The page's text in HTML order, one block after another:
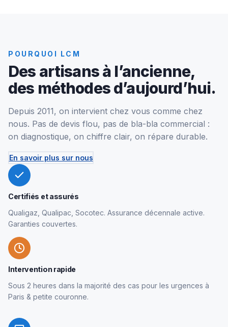
POURQUOI LCM
Des artisans à l’ancienne,
des méthodes d’aujourd’hui.
Depuis 2011, on intervient chez vous comme chez
nous. Pas de devis flou, pas de bla-bla commercial :
on diagnostique, on chiffre clair, on répare durable.
En savoir plus sur nous
Certifiés et assurés
Qualigaz, Qualipac, Socotec. Assurance décennale active.
Garanties couvertes.
Intervention rapide
Sous 2 heures dans la majorité des cas pour les urgences à
Paris & petite couronne.